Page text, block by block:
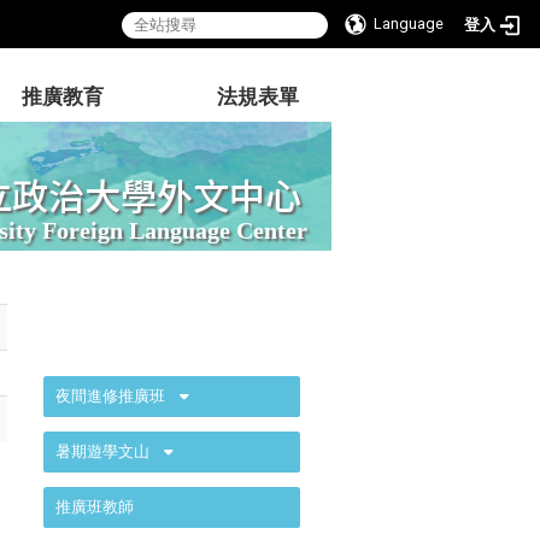
Language 登入
政治大學外文中心
Foreign Language Center
推廣教育 法規表單
夜間進修推廣班
暑期遊學文山
推廣班教師